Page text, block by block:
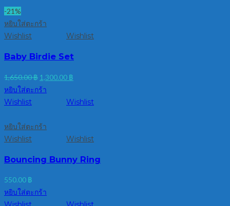
-21%
หยิบใส่ตะกร้า
Wishlist
Wishlist
Baby Birdie Set
1,650.00฿ Original
price
1,300.00 ฿
is:
หยิบใส่ตะกร้า
Wishlist
Wishlist
หยิบใส่ตะกร้า
Wishlist
Wishlist
Bouncing Bunny Ring
550.00 ฿
หยิบใส่ตะกร้า